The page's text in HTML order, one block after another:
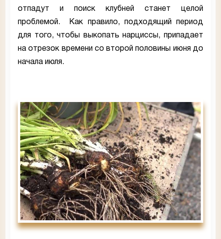
отпадут и поиск клубней станет целой
проблемой. Как правило, подходящий период
для того, чтобы выкопать нарциссы, припадает
на отрезок времени со второй половины июня до
начала июля.